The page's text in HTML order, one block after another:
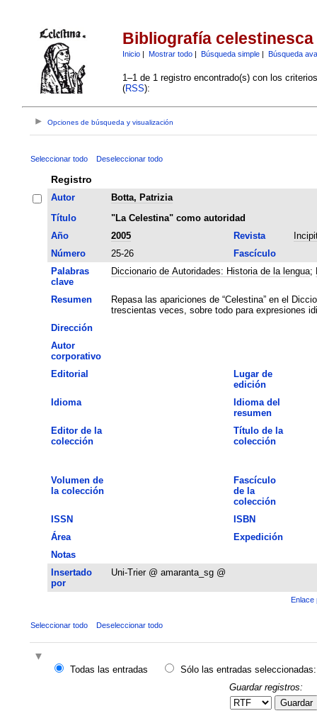
Bibliografía celestinesca
Inicio| Mostrar todo| Búsqueda simple| Búsqueda
1–1 de 1 registro encontrado(s) con los
(RSS):
Opciones de búsqueda y visualización
Seleccionar todo Deseleccionar todo
Registro
Autor
Botta, Patrizia
Título
"La Celestina" como autoridad
Año
2005 Revista
Número
25-26
Fascículo
Palabras
clave
Diccionario de Autoridades: Historia de la lengua;
Resumen
Repasa las apariciones de “Celestina” en el
trescientas veces, sobre todo para expresiones
Dirección
Autor
corporativo
Editorial
Lugar de
edición
Idioma
Idioma del
resumen
Editor de la
colección
Título de la
colección
Volumen de
la colección
Fascículo
de la
colección
ISSN
ISBN
Área
Expedición
Notas
Insertado
por
Uni-Trier @ amaranta_sg @
Enlace
Seleccionar todo Deseleccionar todo
Todas las entradas
Sólo las entradas seleccionadas:
Guardar registros:
Guardar